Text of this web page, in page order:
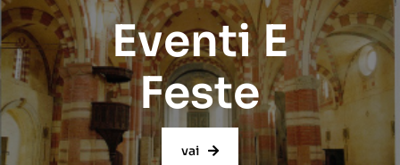
Eventi E
Feste
vai